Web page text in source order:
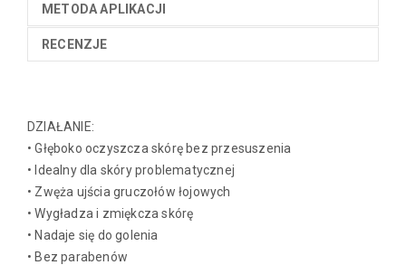
METODA APLIKACJI
RECENZJE
DZIAŁANIE:
• Głęboko oczyszcza skórę bez przesuszenia
• Idealny dla skóry problematycznej
• Zwęża ujścia gruczołów łojowych
• Wygładza i zmiękcza skórę
• Nadaje się do golenia
• Bez parabenów